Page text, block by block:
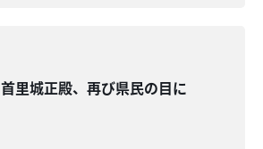
首里城正殿、再び県民の目に